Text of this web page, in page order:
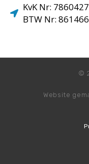
KvK Nr:
BTW Nr:
©
Website